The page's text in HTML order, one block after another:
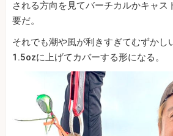
される方向を見てバーチカルかキャス
要だ。
それでも潮や風が利きすぎてむずかし
1.5ozに上げてカバーする形になる。